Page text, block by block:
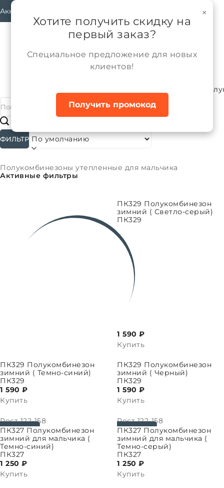
Аккаунт
#
Подкатегории
ФИЛЬТР Сортировать:
Полукомбинезоны утепленные для мальчика
Активные фильтры
ВЫБРАТЬ ПАРАМЕТРЫ
ПК329 Полукомбинезон
зимний ( Светло-серый)
ПК329
1 590 ₽
Купить
ПК329 Полукомбинезон
зимний ( Темно-синий)
ПК329
1 590 ₽
Купить
ВЫБРАТЬ ПАРАМЕТРЫПК329 Полукомбинезон
зимний ( Черный)
ПК329
1 590 ₽
Купить
Рост 122-158
ПК327 Полукомбинезон
зимний для мальчика (
Темно-синий)
ПК327
1 250 ₽
Купить
Рост 122-158
ВЫБРАТЬ ПАРАМЕТРЫПК327 Полукомбинезон
зимний для мальчика (
Темно-серый)
ПК327
1 250 ₽
Купить
×
Хотите получить скидку на
первый заказ?
Специальное предложение для новых
клиентов!
Получить промокод